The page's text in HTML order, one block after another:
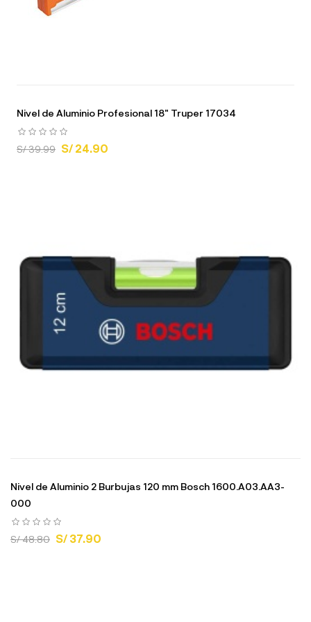
Nivel de Aluminio Profesional 18" Truper 17034
S/ 39.99 S/ 24.90
Nivel de Aluminio 2 Burbujas 120 mm Bosch 1600.A03.AA3-
000
S/ 48.80 S/ 37.90